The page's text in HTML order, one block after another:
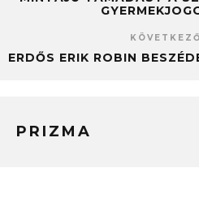
ERDŐS ERIK ROBIN
PRIZMA